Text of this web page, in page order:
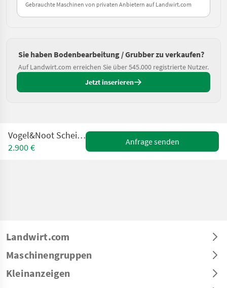
Gebrauchte Maschinen von privaten Anbietern auf Landwirt.com
Sie haben Bodenbearbeitung / Grubber zu verkaufen?
Auf Landwirt.com erreichen Sie über 545.000 registrierte Nutzer.
Jetzt inserieren
Vogel&Noot Scheibengrubber 3M
2.900 €
Anfrage senden
Landwirt.com
Maschinengruppen
Kleinanzeigen